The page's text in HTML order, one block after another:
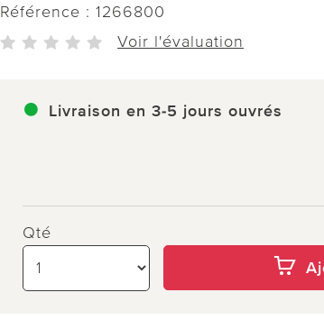
Référence : 1266800
Voir l'évaluation
Livraison en 3-5 jours ouvrés
Qté